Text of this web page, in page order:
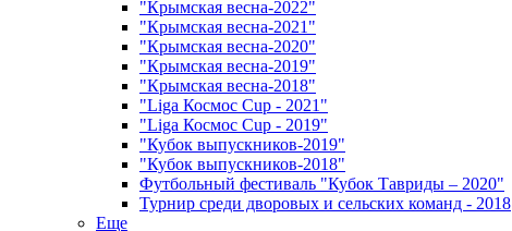
"Крымская весна-2022"
"Крымская весна-2021"
"Крымская весна-2020"
"Крымская весна-2019"
"Крымская весна-2018"
"Liga Космос Cup - 2021"
"Liga Космос Cup - 2019"
"Кубок выпускников-2019"
"Кубок выпускников-2018"
Футбольный фестиваль "Кубок Тавриды – 2020"
Турнир среди дворовых и сельских команд - 2018
Еще